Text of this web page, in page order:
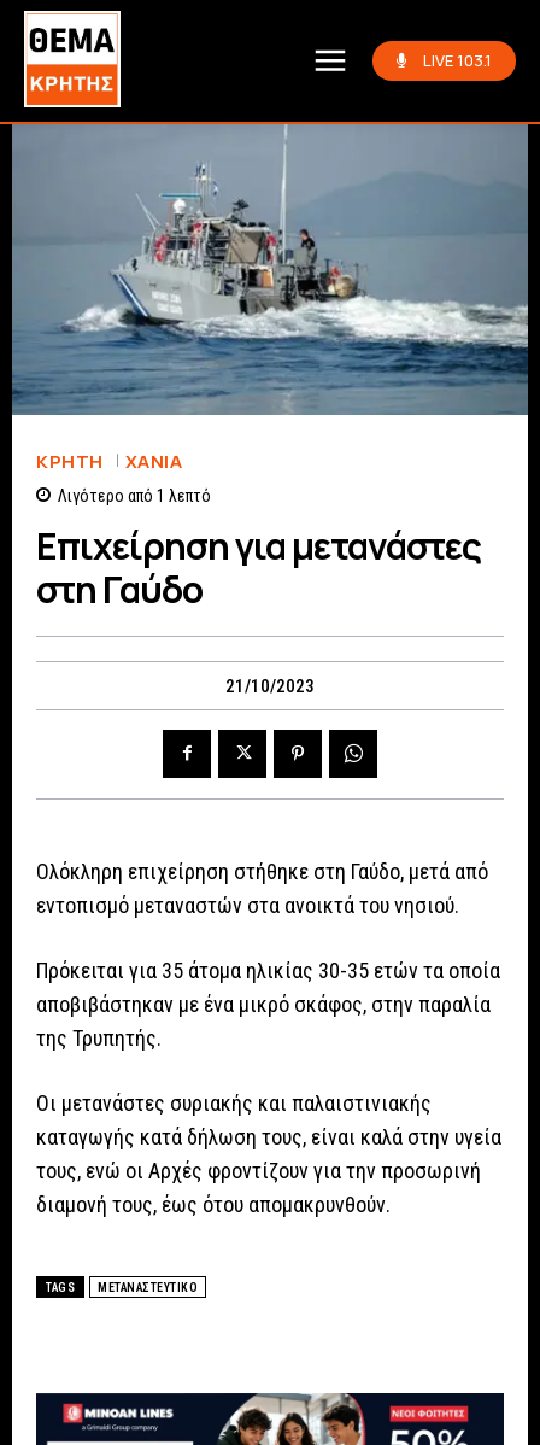
LIVE 103.1
ΚΡΗΤΗ ΧΑΝΙΆ
Λιγότερο από 1 λεπτό
Επιχείρηση για μετανάστες
στη Γαύδο
21/10/2023
Ολόκληρη επιχείρηση στήθηκε στη Γαύδο, μετά από
εντοπισμό μεταναστών στα ανοικτά του νησιού.
Πρόκειται για 35 άτομα ηλικίας 30-35 ετών τα οποία
αποβιβάστηκαν με ένα μικρό σκάφος, στην παραλία
της Τρυπητής.
Οι μετανάστες συριακής και παλαιστινιακής
καταγωγής κατά δήλωση τους, είναι καλά στην υγεία
τους, ενώ οι Αρχές φροντίζουν για την προσωρινή
διαμονή τους, έως ότου απομακρυνθούν.
TAGS ΜΕΤΑΝΑΣΤΕΥΤΙΚΟ